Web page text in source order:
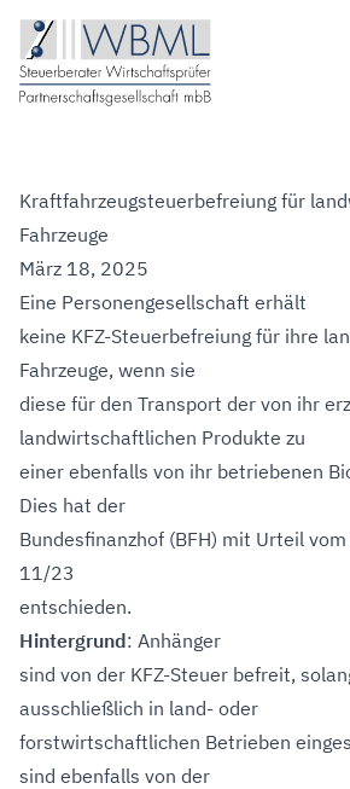
Kraftfahrzeugsteuerbefreiung für
Fahrzeuge
März 18, 2025
Eine Personengesellschaft erhält
keine KFZ-Steuerbefreiung für ihre
Fahrzeuge, wenn sie
diese für den Transport der von ihr
landwirtschaftlichen Produkte zu
einer ebenfalls von ihr betriebenen
Dies hat der
Bundesfinanzhof (BFH) mit Urteil
11/23
entschieden.
Hintergrund: Anhänger
sind von der KFZ-Steuer befreit,
ausschließlich in land- oder
forstwirtschaftlichen Betrieben
sind ebenfalls von der